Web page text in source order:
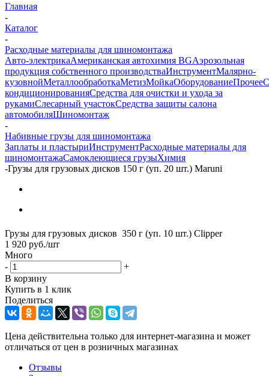
Главная
-
Каталог
-
Расходные материалы для шиномонтажа
Авто-электрикаАмериканская автохимия BGАэрозольная
продукция собственного производстваИнструментМалярно-
кузовнойМеталлообработкаМетизМойкаОборудованиеПрочее
кондиционированияСредства для очистки и ухода за
рукамиСлесарный участокСредства защиты салона
автомобиляШиномонтаж
-
Набивные грузы для шиномонтажа
Заплаты и пластыриИнструментРасходные материалы для
шиномонтажаСамоклеющиеся грузыХимия
-Грузы для грузовых дисков 150 г (уп. 20 шт.) Maruni
Грузы для грузовых дисков 350 г (уп. 10 шт.) Clipper
1 920 руб./шт
Много
-
+
В корзину
Купить в 1 клик
Поделиться
Цена действительна только для интернет-магазина и может
отличаться от цен в розничных магазинах
Отзывы